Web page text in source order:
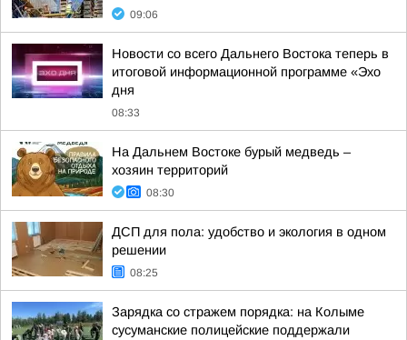
09:06
Новости со всего Дальнего Востока теперь в
итоговой информационной программе «Эхо
дня
08:33
На Дальнем Востоке бурый медведь –
хозяин территорий
08:30
ДСП для пола: удобство и экология в одном
решении
08:25
Зарядка со стражем порядка: на Колыме
сусуманские полицейские поддержали